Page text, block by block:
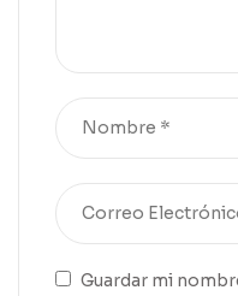
Guardar mi